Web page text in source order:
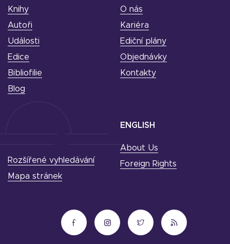
Knihy
Autoři
Události
Edice
Bibliofilie
Blog
O nás
Kariéra
Ediční plány
Objednávky
Kontakty
ENGLISH
About Us
Foreign Rights
Rozšířené vyhledávání
Mapa stránek